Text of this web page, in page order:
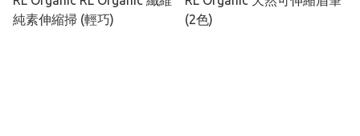
純素伸縮掃 (輕巧)
(2色)